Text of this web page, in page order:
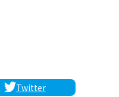
Twitter